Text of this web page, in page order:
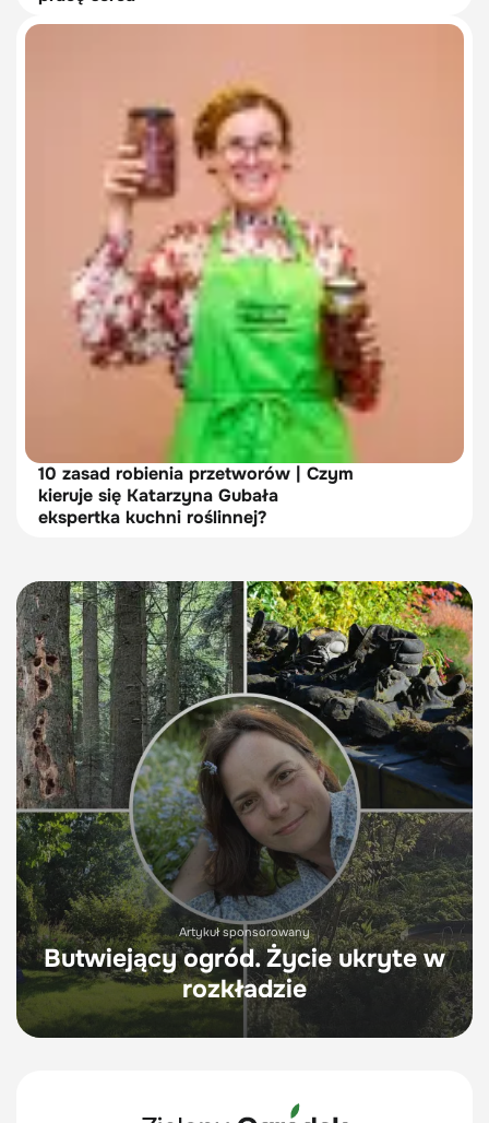
10 zasad robienia przetworów | Czym
kieruje się Katarzyna Gubała
ekspertka kuchni roślinnej?
Artykuł sponsorowany
Butwiejący ogród. Życie ukryte w
rozkładzie